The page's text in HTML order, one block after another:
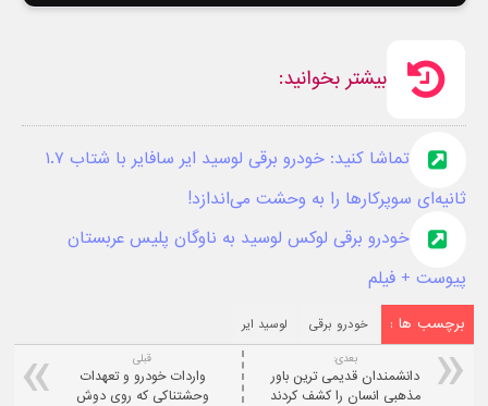
بیشتر بخوانید:
تماشا کنید: خودرو برقی لوسید ایر سافایر با شتاب ۱.۷
ثانیه‌ای سوپرکارها را به وحشت می‌اندازد!
خودرو برقی لوکس لوسید به ناوگان پلیس عربستان
پیوست + فیلم
برچسب ها : خودرو برقی لوسید ایر
قبلی
واردات خودرو و تعهدات
وحشتناکی که روی دوش
بعدی:
دانشمندان قدیمی ترین باور
مذهبی انسان را کشف کردند